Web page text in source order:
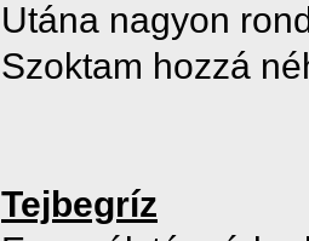
Utána nagyon
Szoktam hozzá
Tejbegríz